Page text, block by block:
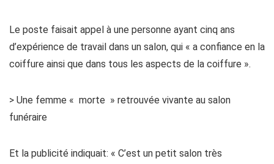
Le poste faisait appel à une personne ayant cinq ans
d’expérience de travail dans un salon, qui « a confiance en la
coiffure ainsi que dans tous les aspects de la coiffure ».
> Une femme « morte » retrouvée vivante au salon
funéraire
Et la publicité indiquait: « C’est un petit salon très